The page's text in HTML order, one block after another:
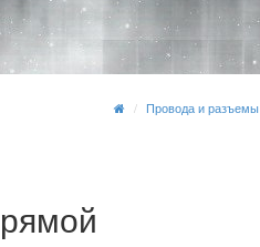
Провода и разъемы